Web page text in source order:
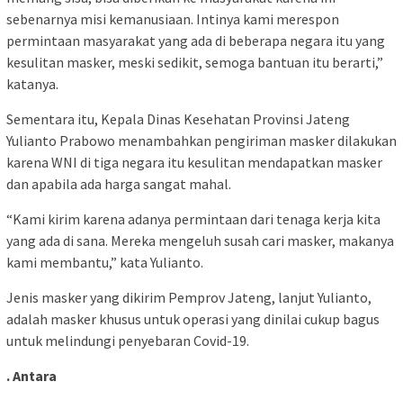
sebenarnya misi kemanusiaan. Intinya kami merespon
permintaan masyarakat yang ada di beberapa negara itu yang
kesulitan masker, meski sedikit, semoga bantuan itu berarti,”
katanya.
Sementara itu, Kepala Dinas Kesehatan Provinsi Jateng
Yulianto Prabowo menambahkan pengiriman masker dilakukan
karena WNI di tiga negara itu kesulitan mendapatkan masker
dan apabila ada harga sangat mahal.
“Kami kirim karena adanya permintaan dari tenaga kerja kita
yang ada di sana. Mereka mengeluh susah cari masker, makanya
kami membantu,” kata Yulianto.
Jenis masker yang dikirim Pemprov Jateng, lanjut Yulianto,
adalah masker khusus untuk operasi yang dinilai cukup bagus
untuk melindungi penyebaran Covid-19.
. Antara